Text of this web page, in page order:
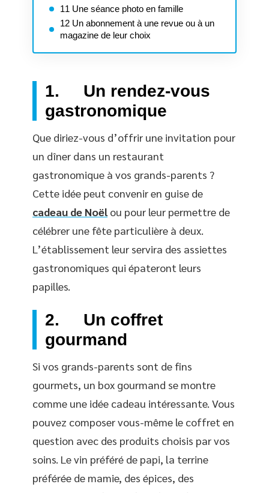
11 Une séance photo en famille
12 Un abonnement à une revue ou à un
magazine de leur choix
1. Un rendez-vous
gastronomique
Que diriez-vous d’offrir une invitation pour
un dîner dans un restaurant
gastronomique à vos grands-parents ?
Cette idée peut convenir en guise de
cadeau de Noëlou pour leur permettre de
célébrer une fête particulière à deux.
L’établissement leur servira des assiettes
gastronomiques qui épateront leurs
papilles.
2. Un coffret
gourmand
Si vos grands-parents sont de fins
gourmets, un box gourmand se montre
comme une idée cadeau intéressante. Vous
pouvez composer vous-même le coffret en
question avec des produits choisis par vos
soins. Le vin préféré de papi, la terrine
préférée de mamie, des épices, des